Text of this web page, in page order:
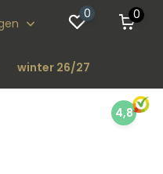
0 0
winter 26/27
4,8